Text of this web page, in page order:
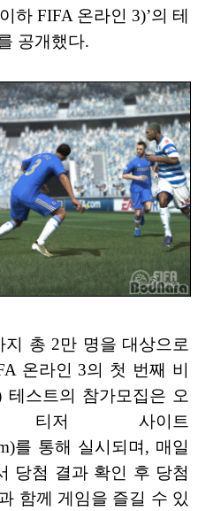
하 FIFA 온라인 3)’의 테
공개했다.
지 총 2만 명을 대상으로
온라인 3의 첫 번째 비
스트의 참가모집은 오
저 사이트
를 통해 실시되며, 매일
당첨 결과 확인 후 당첨
함께 게임을 즐길 수 있